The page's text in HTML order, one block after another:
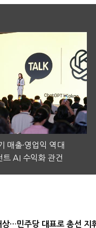
매출·영업익 역대
AI 수익화 관건
…민주당 대표로 총선 지